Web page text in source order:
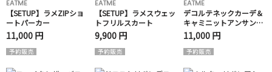
EATME
【SETUP】ラメZIPショ
ートパーカー
11,000 円
EATME
【SETUP】ラメスウェッ
トフリルスカート
9,900 円
EATME
デコルテネックカーデ＆
キャミニットアンサンブ
ル
11,000 円